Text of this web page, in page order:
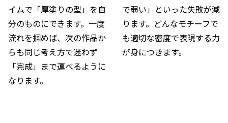
イムで「厚塗りの型」を自
分のものにできます。一度
流れを掴めば、次の作品か
らも同じ考え方で迷わず
「完成」まで運べるように
なります。
で弱い」といった失敗が減
ります。どんなモチーフで
も適切な密度で表現する力
が身につきます。